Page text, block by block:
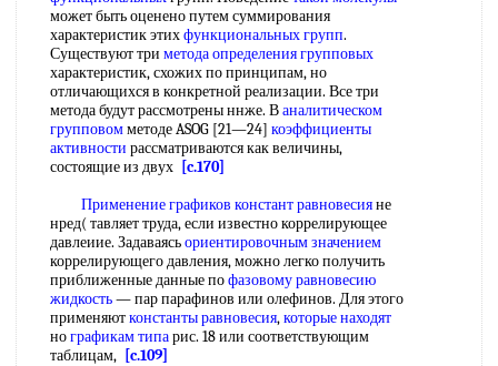
может быть оценено путем суммирования
характеристик этихфункциональных групп.
Существуют три метода определения групповых
характеристик, схожих по принципам, но
отличающихся в конкретной реализации. Все три
метода будут рассмотрены ннже. Ваналитическом
групповомметоде ASOG [21—24] коэффициенты
активности рассматриваются как величины,
состоящие из двух [c.170]
Применение графиков констант равновесияне
нред( тавляет труда, если известно коррелирующее
давлеиие. Задаваясьориентировочным значением
коррелирующего давления, можно легко получить
приближенные данные пофазовому равновесию
жидкость— пар парафинов или олефинов. Для этого
применяютконстанты равновесия,которые находят
нографикам типарис. 18 или соответствующим
таблицам, [c.109]